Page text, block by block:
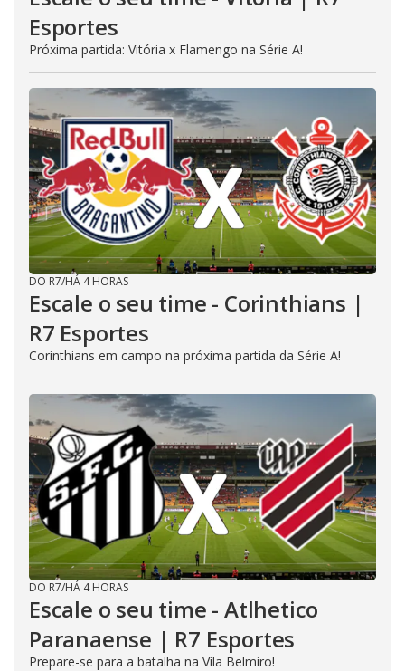
Esportes
Próxima partida: Vitória x Flamengo na Série A!
DO R7/HÁ 4 HORAS
Escale o seu time - Corinthians |
R7 Esportes
Corinthians em campo na próxima partida da Série A!
DO R7/HÁ 4 HORAS
Escale o seu time - Atlhetico
Paranaense | R7 Esportes
Prepare-se para a batalha na Vila Belmiro!